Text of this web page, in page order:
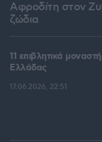
Αφροδίτη στον
ζώδια
11 επιβλητικά
Ελλάδας
17.06.2026, 22:51